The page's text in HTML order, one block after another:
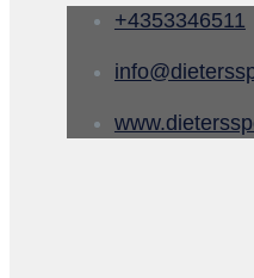
+4353346511